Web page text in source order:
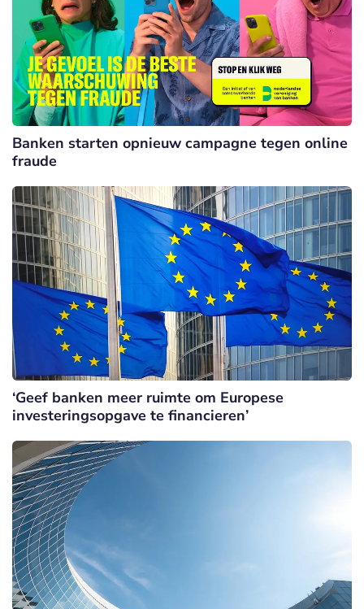
Banken starten opnieuw campagne tegen online
fraude
‘Geef banken meer ruimte om Europese
investeringsopgave te financieren’